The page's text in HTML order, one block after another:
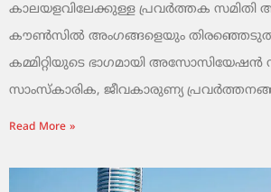
കാലയളവിലേക്കുള്ള പ്രവർത്തക സമിതി
കൗൺസിൽ അംഗങ്ങളെയും
കമ്മിറ്റിയുടെ ഭാഗമായി
സാംസ്‌കാരിക, ജീവകാരുണ്യ
Read More »